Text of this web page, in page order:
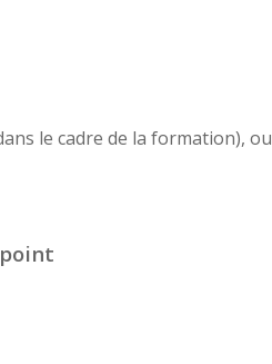
le cadre de la formation), ou